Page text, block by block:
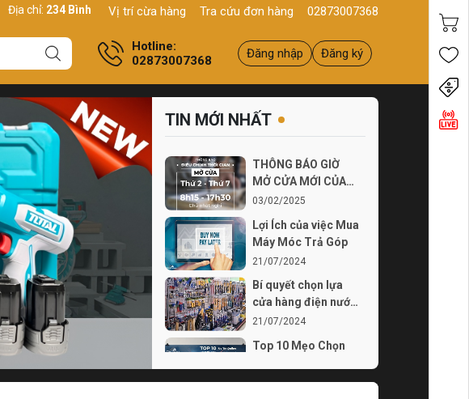
234 Bình Thới, P10, Q11, HCM Sản phẩm Chính hãng - Chất lượng
Vị trí cừa hàng Tra cứu đơn hàng 02873007368
Hotline:
02873007368
Đăng nhập Đăng ký
TIN MỚI NHẤT
THÔNG BÁO GIỜ
MỞ CỬA MỚI CỦA
THÍCH TỰ LÀM TỪ
03/02/2025
Lợi Ích của việc Mua
Máy Móc Trả Góp
21/07/2024
Bí quyết chọn lựa
cửa hàng điện nước
chất lượng
21/07/2024
Top 10 Mẹo Chọn
Tín Online
21/07/2024